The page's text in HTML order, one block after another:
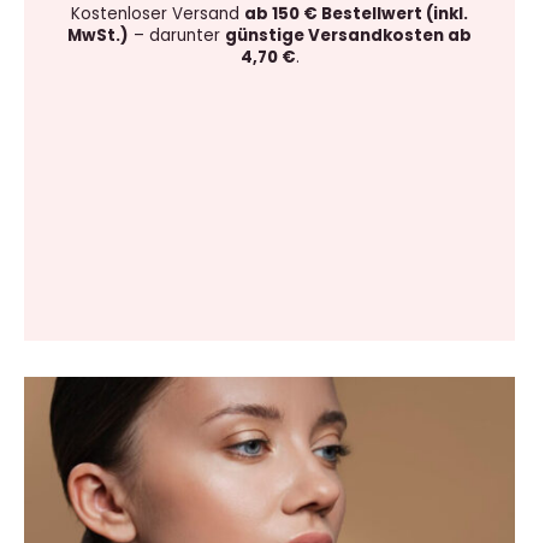
Kostenloser Versand ab 150 € Bestellwert (inkl.
MwSt.) – darunter günstige Versandkosten ab
4,70 €.